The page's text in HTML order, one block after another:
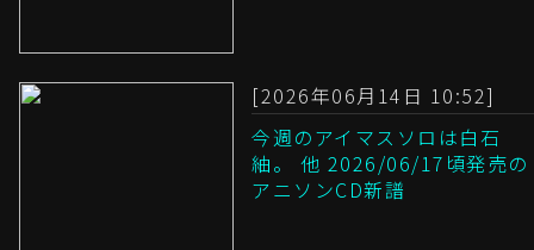
[2026年06月14日 10:52]
今週のアイマスソロは白石
紬。 他 2026/06/17頃発売の
アニソンCD新譜